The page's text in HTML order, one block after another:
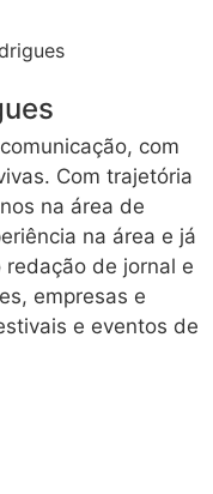
com
Com trajetória
na área de
na área e já
de jornal e
empresas e
e eventos de